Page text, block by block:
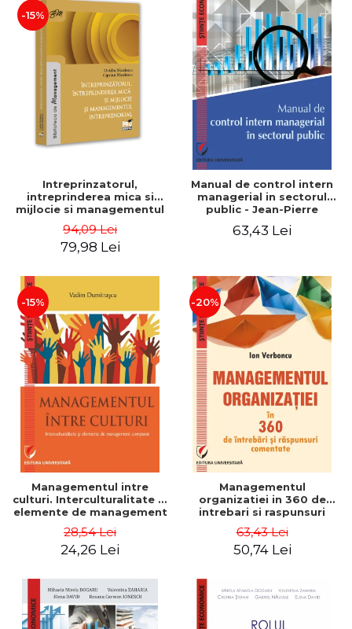
-15%
Intreprinzatorul,
intreprinderea mica si
mijlocie si managementul
Nicolescu, Ciprian
Nicolescu
94,09 Lei
79,98 Lei
Manual de control intern
managerial in sectorul
public - Jean-Pierre
63,43 Lei
-15%
Managementul intre
culturi. Interculturalitate si
elemente de management
Dumitrascu
28,54 Lei
24,26 Lei
-20%
Managementul
organizatiei in 360 de
intrebari si raspunsuri
63,43 Lei
50,74 Lei